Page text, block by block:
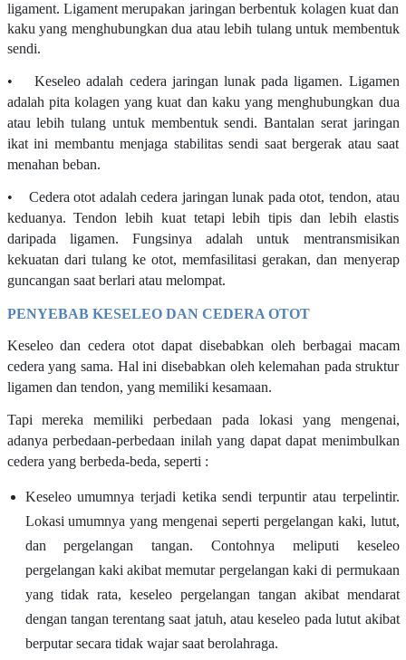
ligament. Ligament merupakan jaringan berbentuk kolagen kuat dan
kaku yang menghubungkan dua atau lebih tulang untuk membentuk
sendi.
• Keseleo adalah cedera jaringan lunak pada ligamen. Ligamen
adalah pita kolagen yang kuat dan kaku yang menghubungkan dua
atau lebih tulang untuk membentuk sendi. Bantalan serat jaringan
ikat ini membantu menjaga stabilitas sendi saat bergerak atau saat
menahan beban.
• Cedera otot adalah cedera jaringan lunak pada otot, tendon, atau
keduanya. Tendon lebih kuat tetapi lebih tipis dan lebih elastis
daripada ligamen. Fungsinya adalah untuk mentransmisikan
kekuatan dari tulang ke otot, memfasilitasi gerakan, dan menyerap
guncangan saat berlari atau melompat.
PENYEBAB KESELEO DAN CEDERA OTOT
Keseleo dan cedera otot dapat disebabkan oleh berbagai macam
cedera yang sama. Hal ini disebabkan oleh kelemahan pada struktur
ligamen dan tendon, yang memiliki kesamaan.
Tapi mereka memiliki perbedaan pada lokasi yang mengenai,
adanya perbedaan-perbedaan inilah yang dapat dapat menimbulkan
cedera yang berbeda-beda, seperti :
Keseleo umumnya terjadi ketika sendi terpuntir atau terpelintir.
Lokasi umumnya yang mengenai seperti pergelangan kaki, lutut,
dan pergelangan tangan. Contohnya meliputi keseleo
pergelangan kaki akibat memutar pergelangan kaki di permukaan
yang tidak rata, keseleo pergelangan tangan akibat mendarat
dengan tangan terentang saat jatuh, atau keseleo pada lutut akibat
berputar secara tidak wajar saat berolahraga.